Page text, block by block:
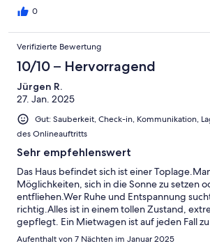
0
Verifizierte Bewertung
10/10 – Hervorragend
Jürgen R.
27. Jan. 2025
Gut: Sauberkeit, Check-in, Kommunikation,
des Onlineauftritts
Sehr empfehlenswert
Das Haus befindet sich ist einer
Möglichkeiten, sich in die Sonne zu setzen
entfliehen.Wer Ruhe und Entspannung
richtig.Alles ist in einem tollen Zustand,
gepflegt. Ein Mietwagen ist auf jeden Fall zu
empfehlen.Empfangen wurden wir von
Aufenthalt von 7 Nächten im Januar 2025